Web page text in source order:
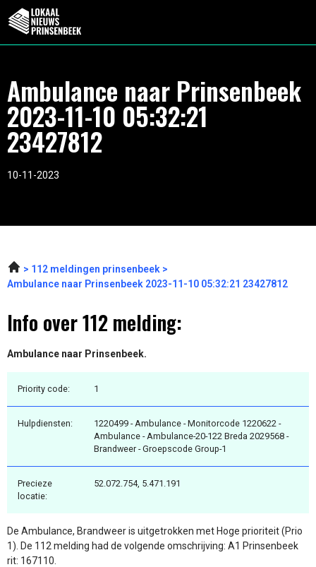
Ambulance naar Prinsenbeek
2023-11-10 05:32:21
23427812
10-11-2023
112 meldingen prinsenbeek
Ambulance naar Prinsenbeek 2023-11-10 05:32:21 23427812
Info over 112 melding:
Ambulance naar Prinsenbeek.
Priority code: 1
Hulpdiensten:
1220499 - Ambulance - Monitorcode 1220622 -
Ambulance - Ambulance-20-122 Breda 2029568 -
Brandweer - Groepscode Group-1
Precieze
locatie:
52.072.754, 5.471.191
De Ambulance, Brandweer is uitgetrokken met Hoge prioriteit (Prio
1). De 112 melding had de volgende omschrijving: A1 Prinsenbeek
rit: 167110.